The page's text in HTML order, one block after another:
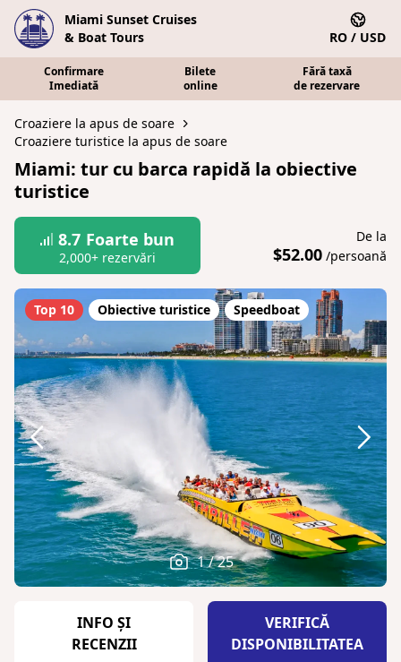
Miami Sunset Cruises
& Boat Tours
RO / USD
Confirmare
Imediată
Bilete
online
Fără taxă
de rezervare
Croaziere la apus de soare
Croaziere turistice la apus de soare
Miami: tur cu barca rapidă la obiective
turistice
8.7 Foarte bun
2,000+ rezervări
De la
$52.00 /persoană
Top 10 Obiective turistice Speedboat
1 / 25
INFO ȘI
RECENZII
VERIFICĂ
DISPONIBILITATEA